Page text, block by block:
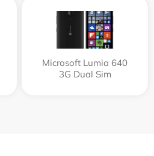
Microsoft Lumia 640
3G Dual Sim